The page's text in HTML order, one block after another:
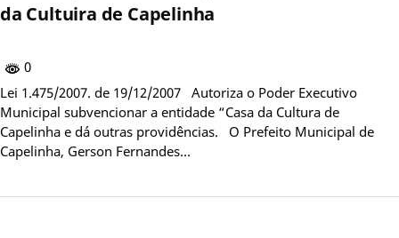
da Cultuira de Capelinha
0
Lei 1.475/2007. de 19/12/2007 Autoriza o Poder Executivo
Municipal subvencionar a entidade “Casa da Cultura de
Capelinha e dá outras providências. O Prefeito Municipal de
Capelinha, Gerson Fernandes…